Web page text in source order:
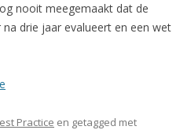
nooit meegemaakt dat de
drie jaar evalueert en een wet
Practice en getagged met